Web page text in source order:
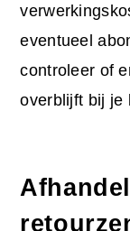
eventueel
controleer of
overblijft bij je